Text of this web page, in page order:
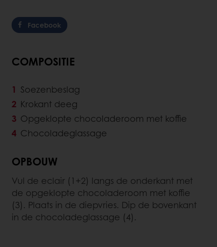
Facebook
COMPOSITIE
Soezenbeslag
Krokant deeg
Opgeklopte chocoladeroom met koffie
Chocoladeglassage
OPBOUW
Vul de eclair (1+2) langs de onderkant met
de opgeklopte chocoladeroom met koffie
(3). Plaats in de diepvries. Dip de bovenkant
in de chocoladeglassage (4).